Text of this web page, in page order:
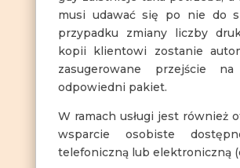
musi udawać się po nie do
przypadku zmiany liczby
kopii klientowi zostanie
zasugerowane przejście
odpowiedni pakiet.
W ramach usługi jest również
wsparcie osobiste
telefoniczną lub elektroniczną